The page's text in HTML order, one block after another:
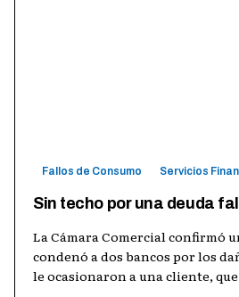
Fallos de Consumo Servicios
Sin techo por una deuda
La Cámara Comercial confirmó
condenó a dos bancos por los
le ocasionaron a una cliente,